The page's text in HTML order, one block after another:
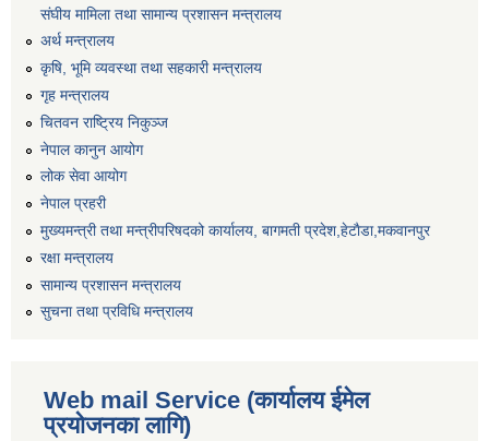
संघीय मामिला तथा सामान्य प्रशासन मन्त्रालय
अर्थ मन्त्रालय
कृषि, भूमि व्यवस्था तथा सहकारी मन्त्रालय
गृह मन्त्रालय
चितवन राष्ट्रिय निकुञ्ज
नेपाल कानुन आयोग
लोक सेवा आयोग
नेपाल प्रहरी
मुख्यमन्त्री तथा मन्त्रीपरिषदको कार्यालय, बागमती प्रदेश,हेटाैडा,मकवानपुर
रक्षा मन्त्रालय
सामान्य प्रशासन मन्त्रालय
सुचना तथा प्रविधि मन्त्रालय
Web mail Service (कार्यालय ईमेल
प्रयोजनका लागि)